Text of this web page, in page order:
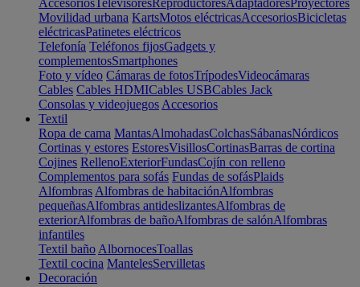
AccesoriosTelevisoresReproductoresAdaptadoresProyectores
Movilidad urbana KartsMotos eléctricasAccesoriosBicicletas
eléctricasPatinetes eléctricos
Telefonía Teléfonos fijosGadgets y
complementosSmartphones
Foto y vídeo Cámaras de fotosTrípodesVideocámaras
Cables Cables HDMICables USBCables Jack
Consolas y videojuegos Accesorios
Textil
Ropa de cama MantasAlmohadasColchasSábanasNórdicos
Cortinas y estores EstoresVisillosCortinasBarras de cortina
Cojines RellenoExteriorFundasCojín con relleno
Complementos para sofás Fundas de sofásPlaids
Alfombras Alfombras de habitaciónAlfombras
pequeñasAlfombras antideslizantesAlfombras de
exteriorAlfombras de bañoAlfombras de salónAlfombras
infantiles
Textil baño AlbornocesToallas
Textil cocina MantelesServilletas
Decoración